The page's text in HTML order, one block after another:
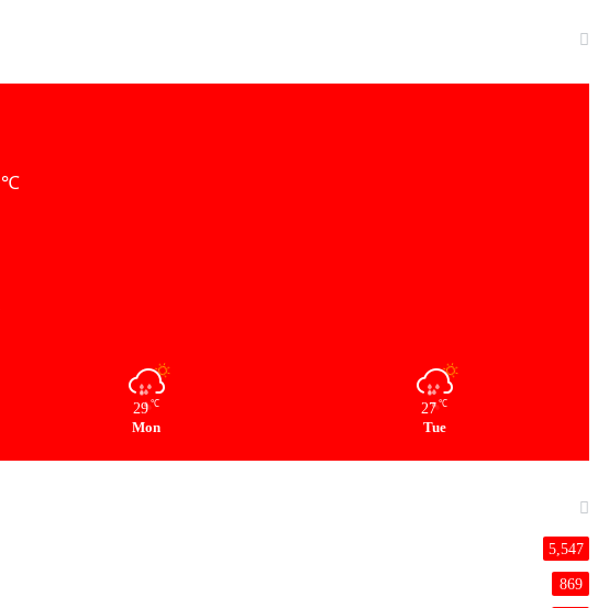
℃
29 ℃
Mon
27 ℃
Tue
5,547
869